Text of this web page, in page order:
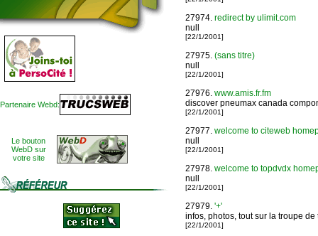
Partenaire Webd:
Le bouton
WebD sur
votre site
27974. redirect by ulimit.com
null
[22/1/2001]
27975. (sans titre)
null
[22/1/2001]
27976. www.amis.fr.fm
discover pneumax canada
[22/1/2001]
27977. welcome to citeweb
null
[22/1/2001]
27978. welcome to topdvdx
null
[22/1/2001]
27979. '+'
infos, photos, tout sur la troupe de
[22/1/2001]